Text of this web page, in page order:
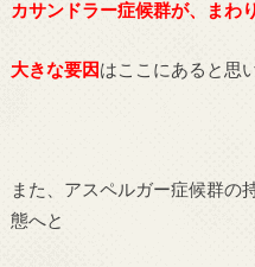
カサンドラー症候群が、まわ
大きな要因はここにあると思
また、アスペルガー症候群の
態へと